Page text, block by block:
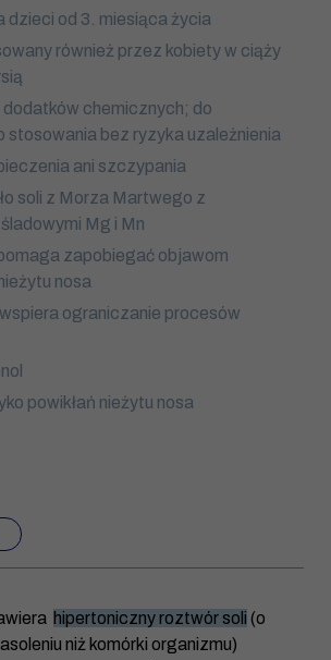
dzieci od 3. miesiąca życia
również przez kobiety w ciąży
chemicznych; do
stosowania bez ryzyka uzależnienia
ani szczypania
soli z Morza Martwego z
Mg i Mn
zapobiegać objawom
nosa
ograniczanie procesów
powikłań nieżytu nosa
hipertoniczny roztwór soli (o
niż komórki organizmu)